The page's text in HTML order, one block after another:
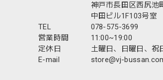
神戸市長田区西尻池
中田ビル1F103号室
TEL
078-575-3699
営業時間
11:00~19:00
定休日
土曜日、日曜日、祝
E-mail
store@vj-